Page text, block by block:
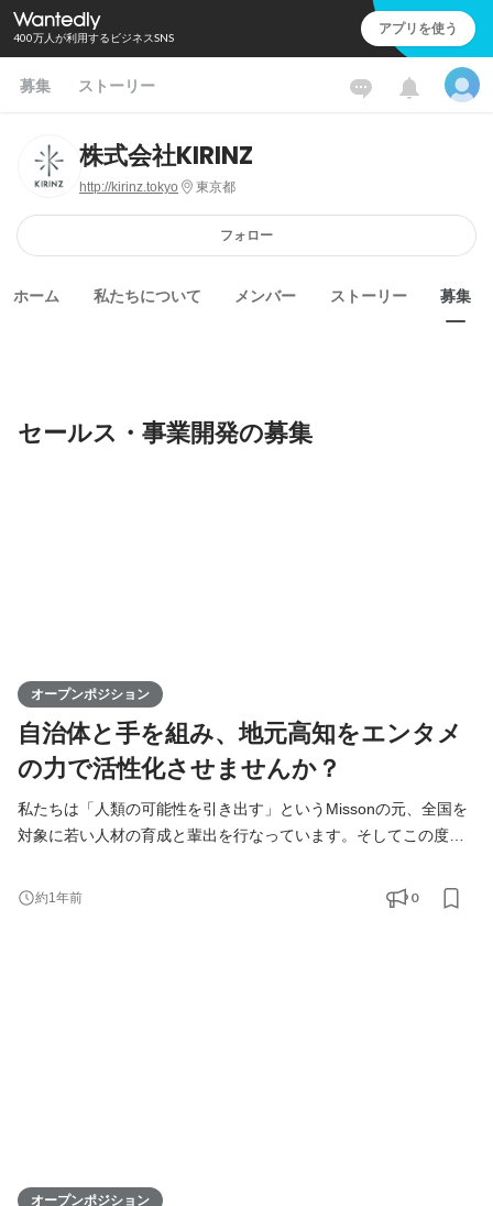
400万人が利用するビジネスSNS アプリを使う
募集 ストーリー
株式会社KIRINZ
http://kirinz.tokyo 東京都
フォロー
ホーム 私たちについて メンバー ストーリー 募集
セールス・事業開発の募集
オープンポジション
自治体と手を組み、地元高知をエンタメ
の力で活性化させませんか？
私たちは「人類の可能性を引き出す」というMissonの元、全国を
対象に若い人材の育成と輩出を行なっています。そしてこの度、
支社を通じて、地元企業との連携を図りながら地域の魅力を最大
限に活かし、地方から全国へと挑戦の輪を広げていきます。地方
約1年前 0
オープンポジション